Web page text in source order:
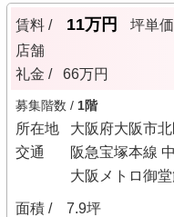
賃料 / 11万円
坪単価
店舗
礼金 /
66万円
募集階数 / 1階
所在地
大阪府大阪市
交通
阪急宝塚本線
大阪メトロ御
面積 /
7.9坪